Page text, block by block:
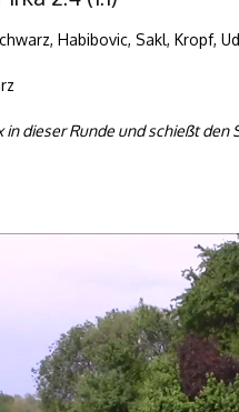
Habibovic, Sakl, Kropf,
dieser Runde und schießt den